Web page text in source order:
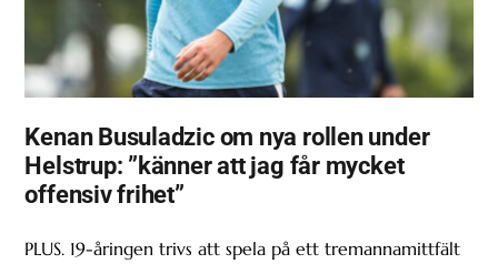
Kenan Busuladzic om nya rollen under
Helstrup: ”känner att jag får mycket
offensiv frihet”
PLUS. 19-åringen trivs att spela på ett tremannamittfält